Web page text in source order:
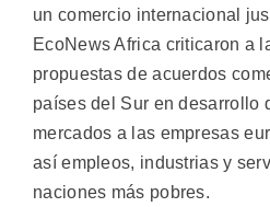
un comercio internacional
EcoNews Africa criticaron a
propuestas de acuerdos
países del Sur en desarrollo
mercados a las empresas
así empleos, industrias y
naciones más pobres.